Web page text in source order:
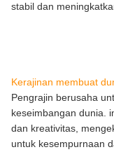
stabil dan
Kerajinan membuat
Pengrajin berusaha
keseimbangan dunia.
dan kreativitas,
untuk kesempurnaan